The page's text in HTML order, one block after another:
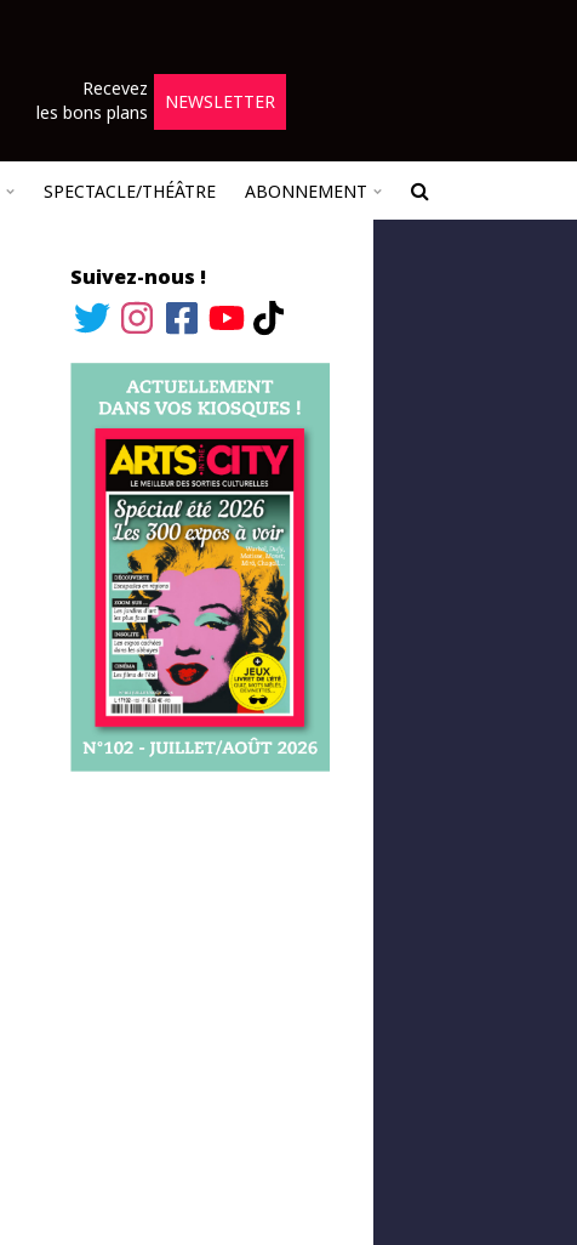
Recevez
les bons plans
NEWSLETTER
SPECTACLE/THÉÂTRE ABONNEMENT
Suivez-nous !